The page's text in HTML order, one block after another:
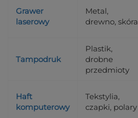
Grawer
laserowy
Metal,
drewno, skóra
Tampodruk
Plastik,
drobne
przedmioty
Haft
komputerowy
Tekstylia,
czapki, polary